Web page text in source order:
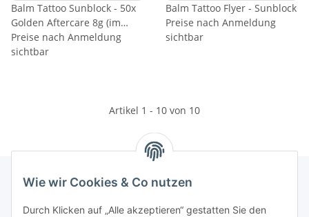
Balm Tattoo Sunblock - 50x
Golden Aftercare 8g (im
Display)
Preise nach Anmeldung
sichtbar
Balm Tattoo Flyer - Sunblock
Preise nach Anmeldung
sichtbar
Artikel 1 - 10 von 10
INFORMATIONEN
Wie wir Cookies & Co nutzen
Durch Klicken auf „Alle akzeptieren“ gestatten Sie den